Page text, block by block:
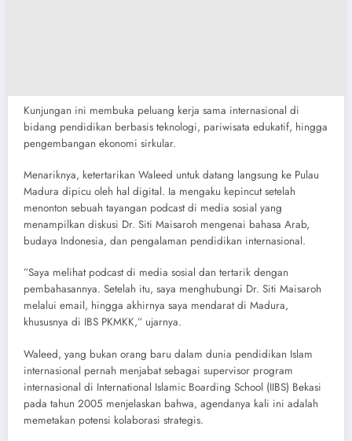
Kunjungan ini membuka peluang kerja sama internasional di
bidang pendidikan berbasis teknologi, pariwisata edukatif, hingga
pengembangan ekonomi sirkular.
​Menariknya, ketertarikan Waleed untuk datang langsung ke Pulau
Madura dipicu oleh hal digital. Ia mengaku kepincut setelah
menonton sebuah tayangan podcast di media sosial yang
menampilkan diskusi Dr. Siti Maisaroh mengenai bahasa Arab,
budaya Indonesia, dan pengalaman pendidikan internasional.
​”Saya melihat podcast di media sosial dan tertarik dengan
pembahasannya. Setelah itu, saya menghubungi Dr. Siti Maisaroh
melalui email, hingga akhirnya saya mendarat di Madura,
khususnya di IBS PKMKK,” ujarnya.
​Waleed, yang bukan orang baru dalam dunia pendidikan Islam
internasional pernah menjabat sebagai supervisor program
internasional di International Islamic Boarding School (IIBS) Bekasi
pada tahun 2005 menjelaskan bahwa, agendanya kali ini adalah
memetakan potensi kolaborasi strategis.